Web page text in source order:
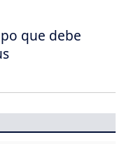
que debe